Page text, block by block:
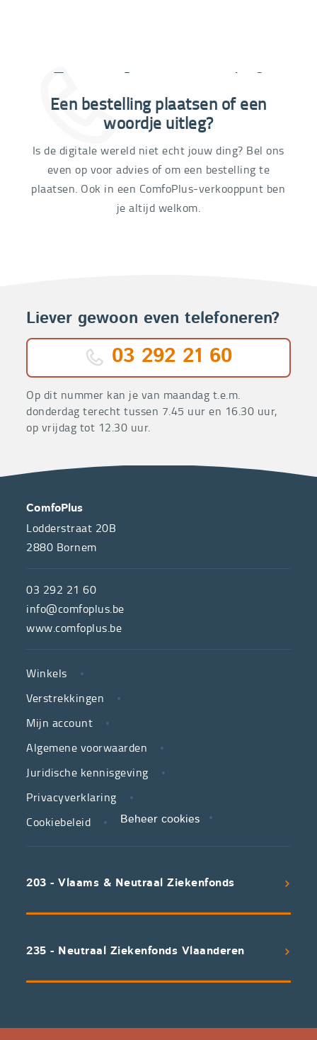
03 292 21 60
Een bestelling plaatsen of een
woordje uitleg?
Is de digitale wereld niet echt jouw ding? Bel ons
even op voor advies of om een bestelling te
plaatsen. Ook in een ComfoPlus-verkooppunt ben
je altijd welkom.
Liever gewoon even telefoneren?
03 292 21 60
Op dit nummer kan je van maandag t.e.m.
donderdag terecht tussen 7.45 uur en 16.30 uur,
op vrijdag tot 12.30 uur.
OVER
ONS
de
hulpmiddelenwinkel
van
neutrale
ziekenfondsen,
is
partner
in
zorg.
We
voorwaarden
uitstekend
waarvan
CONTACT
ComfoPlus
Lodderstraat 20B
2880 Bornem
03 292 21 60
info@comfoplus.be
www.comfoplus.be
LINKS
Winkels
Verstrekkingen
Mijn account
Algemene voorwaarden
Juridische kennisgeving
Privacyverklaring
Cookiebeleid
Beheer cookies
203 - Vlaams & Neutraal Ziekenfonds
235 - Neutraal Ziekenfonds Vlaanderen